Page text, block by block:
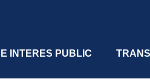
INTERES PUBLIC